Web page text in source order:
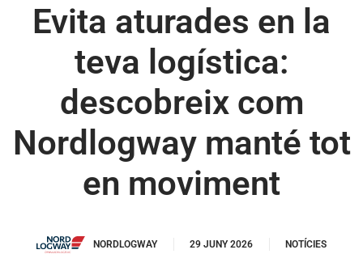
Evita aturades en la
teva logística:
descobreix com
Nordlogway manté tot
en moviment
NORDLOGWAY 29 JUNY 2026 NOTÍCIES